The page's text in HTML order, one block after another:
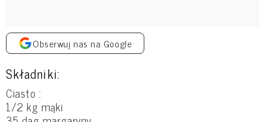
Obserwuj nas na Google
Składniki:
Ciasto :
1/2 kg mąki